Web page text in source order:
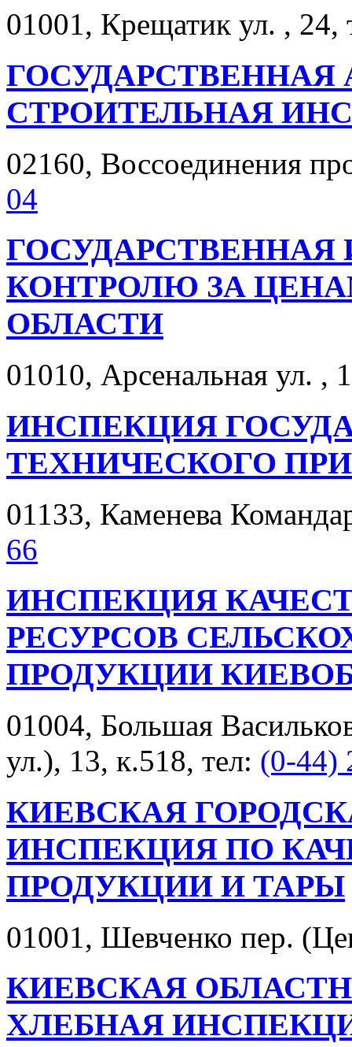
01001, Крещатик ул. , 24,
ГОСУДАРСТВЕННАЯ
СТРОИТЕЛЬНАЯ
02160, Воссоединения
04
КОНТРОЛЮ ЗА
ОБЛАСТИ
01010, Арсенальная ул. ,
ИНСПЕКЦИЯ
ТЕХНИЧЕСКОГО
01133, Каменева
66
ИНСПЕКЦИЯ
РЕСУРСОВ
ПРОДУКЦИИ
01004, Большая
ул.), 13, к.518, тел: (0-44)
КИЕВСКАЯ
ИНСПЕКЦИЯ ПО
ПРОДУКЦИИ И ТАРЫ
01001, Шевченко пер.
КИЕВСКАЯ
ХЛЕБНАЯ